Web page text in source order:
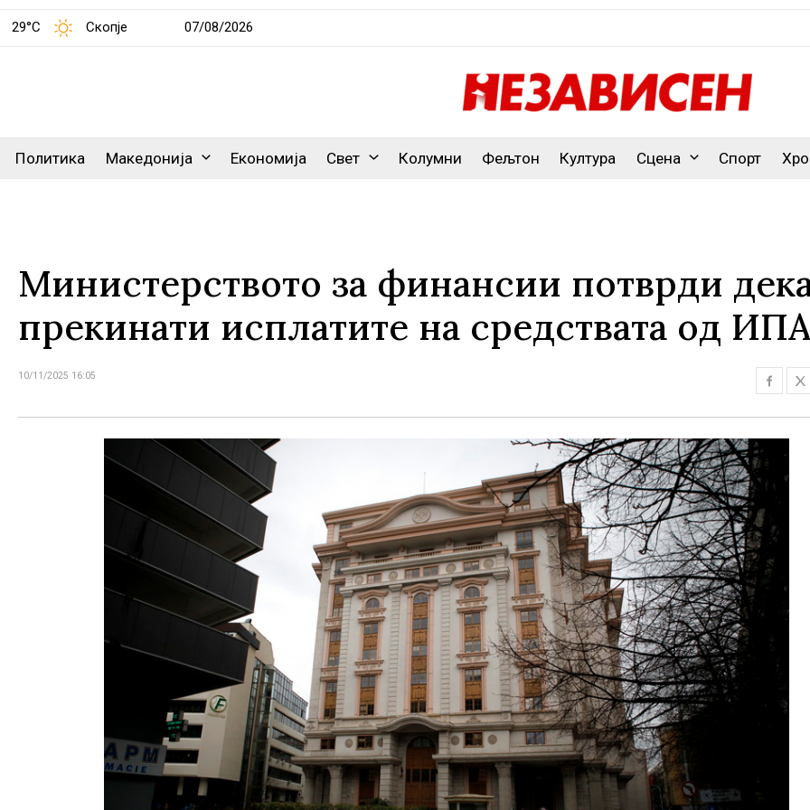
29°C Скопје 07/08/2026
Политика Македонија Економија Свет Колумни Фељтон Култура Сцена Спорт
Министерството за финансии потврди
прекинати исплатите на средствата од
10/11/2025 16:05